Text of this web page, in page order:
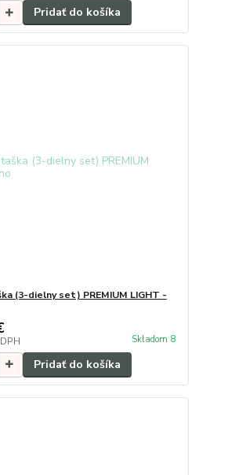
Pridať do košíka
(3-dielny set) PREMIUM LIGHT -
Skladom 8
Pridať do košíka